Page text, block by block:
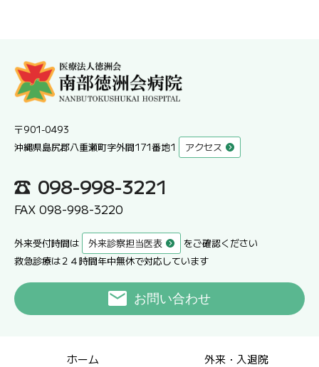
〒901-0493
沖縄県島尻郡八重瀬町字外間171番地1
アクセス
098-998-3221
FAX 098-998-3220
外来受付時間は 外来診察担当医表
をご確認ください
救急診療は２４時間年中無休で対応しています
お問い合わせ
ホーム 外来・入退院